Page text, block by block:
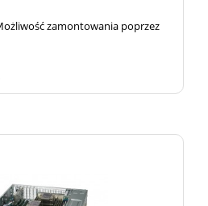
zamontowania poprzez